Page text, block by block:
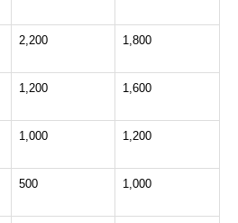
2,200 1,800
1,200 1,600
1,000 1,200
500 1,000